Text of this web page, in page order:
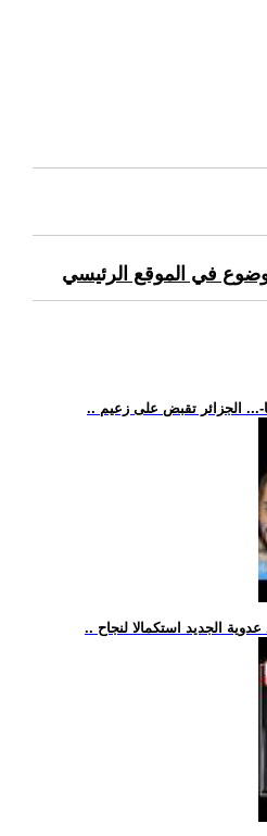
في الموقع الرئيسي
... الجزائر تقبض على زعيم
الجديد استكمالا لنجاح